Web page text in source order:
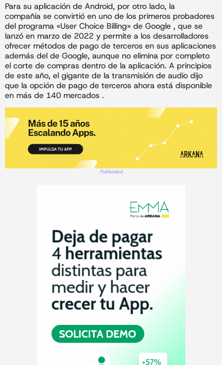
Para su aplicación de Android, por otro lado, la
compañía se convirtió en uno de los primeros probadores
del programa «User Choice Billing» de Google , que se
lanzó en marzo de 2022 y permite a los desarrolladores
ofrecer métodos de pago de terceros en sus aplicaciones
además del de Google, aunque no elimina por completo
el corte de compras dentro de la aplicación. A principios
de este año, el gigante de la transmisión de audio dijo
que la opción de pago de terceros ahora está disponible
en más de 140 mercados .
Publicidad